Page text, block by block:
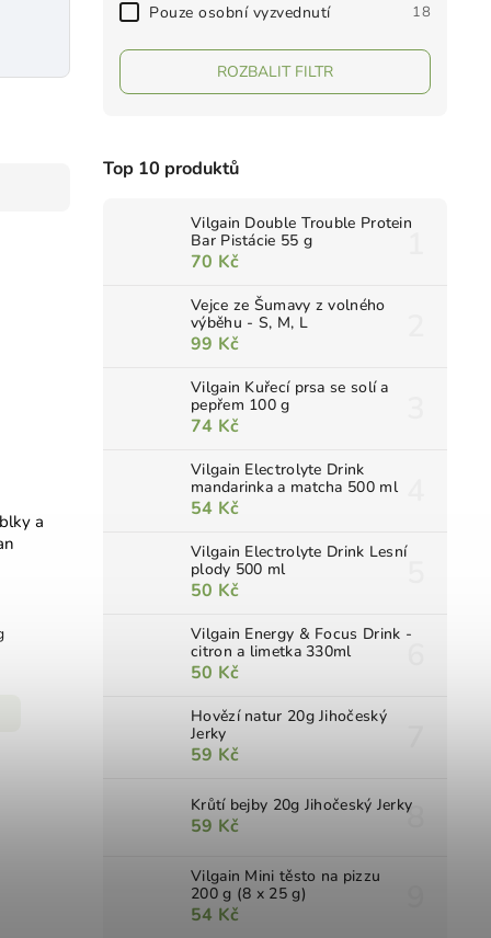
Pouze osobní vyzvednutí 18
ROZBALIT FILTR
Top 10 produktů
Vilgain Double Trouble Protein
Bar Pistácie 55 g
70 Kč
Vejce ze Šumavy z volného
výběhu - S, M, L
99 Kč
Vilgain Kuřecí prsa se solí a
pepřem 100 g
74 Kč
Vilgain Electrolyte Drink
mandarinka a matcha 500 ml
54 Kč
Vilgain Electrolyte Drink Lesní
plody 500 ml
50 Kč
Vilgain Energy & Focus Drink -
citron a limetka 330ml
50 Kč
Hovězí natur 20g Jihočeský
Jerky
59 Kč
Krůtí bejby 20g Jihočeský Jerky
59 Kč
Vilgain Mini těsto na pizzu
200 g (8 x 25 g)
54 Kč
a